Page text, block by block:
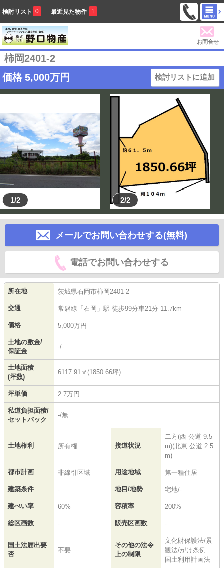
検討リスト 0 最近見た物件 1
お問合せ
柿岡2401-2
価格 5,000万円 検討リストに追加
1/2 2/2
メールでお問い合わせする(無料)
電話でお問い合わせする
所在地 茨城県石岡市柿岡 2401-2
交通 常磐線 「 石岡 」駅 徒歩99分車21分 11.7km
価格 5,000万円
土地の敷金/
保証金
-/-
土地面積
(坪数)
6117.91㎡(1850.66坪)
坪単価 2.7万円
私道負担面積/
セットバック
-/無
土地権利 所有権 接道状況
二方(西 公道 9.5
m)(北東 公道 2.5
m)
都市計画 非線引区域 用途地域 第一種住居
建築条件 - 地目/地勢 宅地/-
建ぺい率 60% 容積率 200%
総区画数 - 販売区画数 -
国土法届出要
否
不要
その他の法令
上の制限
文化財保護法/景
観法/がけ条例
国土利用計画法